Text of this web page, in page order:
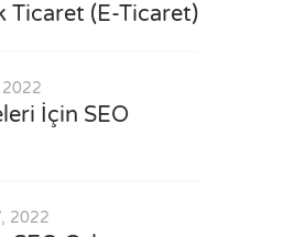
Ticaret (E-Ticaret)
İçin SEO
2022